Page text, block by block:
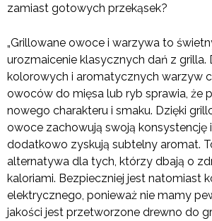
zamiast gotowych przekąsek?
„Grillowane owoce i warzywa to
urozmaicenie klasycznych dań z grilla.
kolorowych i aromatycznych warzyw
owoców do mięsa lub ryb sprawia, że
nowego charakteru i smaku. Dzięki
owoce zachowują swoją konsystencję
dodatkowo zyskują subtelny aromat.
alternatywa dla tych, którzy dbają o
kaloriami. Bezpieczniej jest natomiast
elektrycznego, ponieważ nie mamy
jakości jest przetworzone drewno do